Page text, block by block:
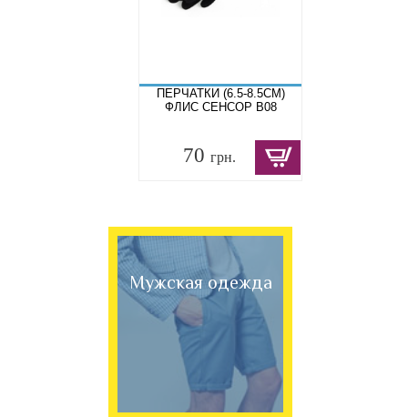
ПЕРЧАТКИ (6.5-8.5СМ)
ФЛИС СЕНСОР B08
70грн.
Мужская одежда